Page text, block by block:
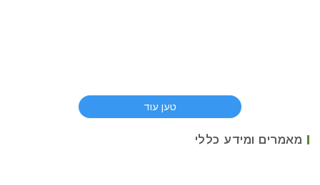
טען עוד
מאמרים ומידע כללי